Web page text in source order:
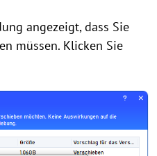
angezeigt, dass Sie
müssen. Klicken Sie